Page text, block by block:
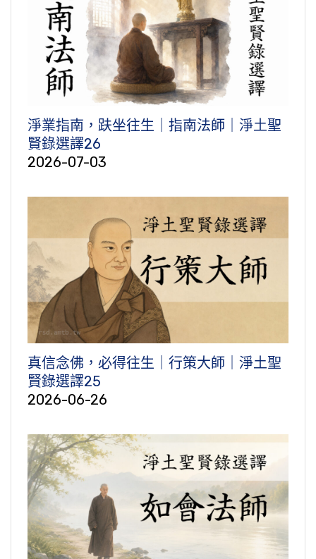
淨業指南，趺坐往生｜指南法師｜淨土聖
賢錄選譯26
2026-07-03
真信念佛，必得往生｜行策大師｜淨土聖
賢錄選譯25
2026-06-26